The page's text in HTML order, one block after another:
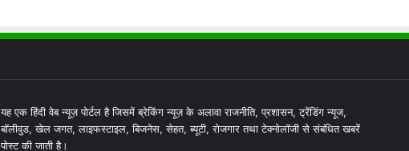
यह एक हिंदी वेब न्यूज़ पोर्टल है जिसमें ब्रेकिंग न्यूज़ के अलावा राजनीति, प्रशासन, ट्रेंडिंग न्यूज,
बॉलीवुड, खेल जगत, लाइफस्टाइल, बिजनेस, सेहत, ब्यूटी, रोजगार तथा टेक्नोलॉजी से संबंधित खबरें
पोस्ट की जाती है।